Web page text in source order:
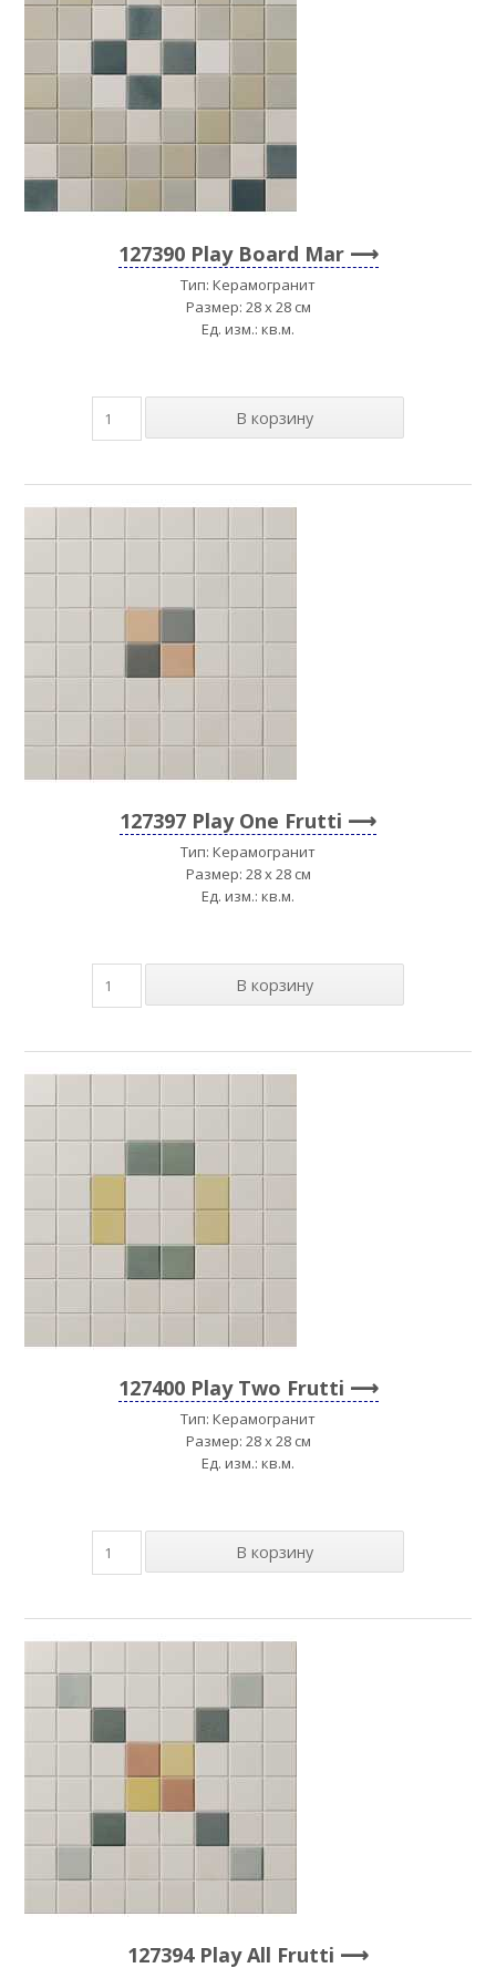
127390 Play Board Mar
Тип: Керамогранит
Размер: 28 x 28 см
Ед. изм.: кв.м.
127397 Play One Frutti
Тип: Керамогранит
Размер: 28 x 28 см
Ед. изм.: кв.м.
127400 Play Two Frutti
Тип: Керамогранит
Размер: 28 x 28 см
Ед. изм.: кв.м.
127394 Play All Frutti